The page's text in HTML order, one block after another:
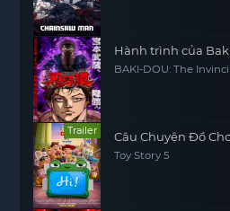
Hành trình của
BAKI-DOU: The
Trailer Câu Chuyện Đồ
Toy Story 5